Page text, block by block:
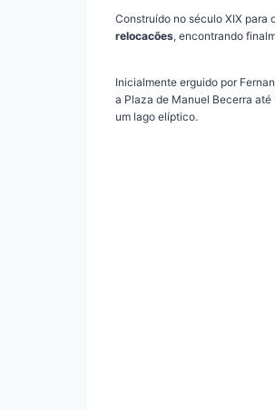
Construído no século XIX para
relocacões, encontrando
Inicialmente erguido por
a Plaza de Manuel Becerra
um lago elíptico.